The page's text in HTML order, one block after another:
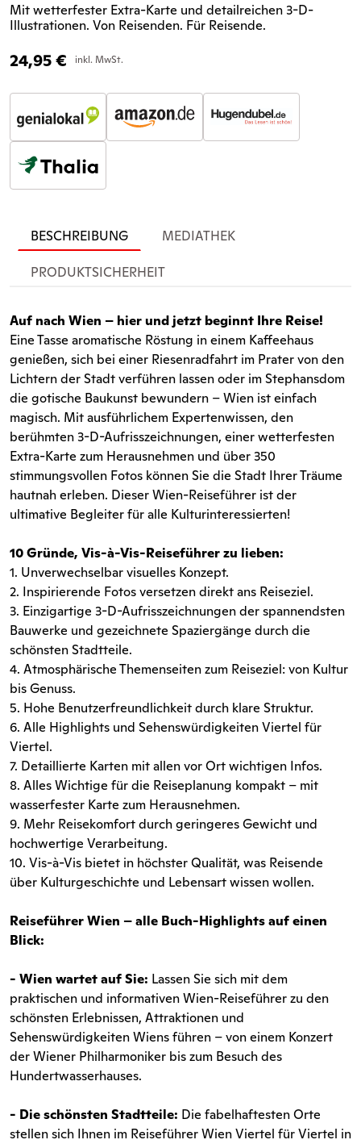
Mit wetterfester Extra-Karte und detailreichen 3-D-
Illustrationen. Von Reisenden. Für Reisende.
24,95€ inkl. MwSt.
BESCHREIBUNG MEDIATHEK
PRODUKTSICHERHEIT
Auf nach Wien – hier und jetzt beginnt Ihre Reise!
Eine Tasse aromatische Röstung in einem Kaffeehaus
genießen, sich bei einer Riesenradfahrt im Prater von den
Lichtern der Stadt verführen lassen oder im Stephansdom
die gotische Baukunst bewundern – Wien ist einfach
magisch. Mit ausführlichem Expertenwissen, den
berühmten 3-D-Aufrisszeichnungen, einer wetterfesten
Extra-Karte zum Herausnehmen und über 350
stimmungsvollen Fotos können Sie die Stadt Ihrer Träume
hautnah erleben. Dieser Wien-Reiseführer ist der
ultimative Begleiter für alle Kulturinteressierten!
10 Gründe, Vis-à-Vis-Reiseführer zu lieben:
1. Unverwechselbar visuelles Konzept.
2. Inspirierende Fotos versetzen direkt ans Reiseziel.
3. Einzigartige 3-D-Aufrisszeichnungen der spannendsten
Bauwerke und gezeichnete Spaziergänge durch die
schönsten Stadtteile.
4. Atmosphärische Themenseiten zum Reiseziel: von Kultur
bis Genuss.
5. Hohe Benutzerfreundlichkeit durch klare Struktur.
6. Alle Highlights und Sehenswürdigkeiten Viertel für
Viertel.
7. Detaillierte Karten mit allen vor Ort wichtigen Infos.
8. Alles Wichtige für die Reiseplanung kompakt – mit
wasserfester Karte zum Herausnehmen.
9. Mehr Reisekomfort durch geringeres Gewicht und
hochwertige Verarbeitung.
10. Vis-à-Vis bietet in höchster Qualität, was Reisende
über Kulturgeschichte und Lebensart wissen wollen.
Reiseführer Wien – alle Buch-Highlights auf einen
Blick:
- Wien wartet auf Sie: Lassen Sie sich mit dem
praktischen und informativen Wien-Reiseführer zu den
schönsten Erlebnissen, Attraktionen und
Sehenswürdigkeiten Wiens führen – von einem Konzert
der Wiener Philharmoniker bis zum Besuch des
Hundertwasserhauses.
- Die schönsten Stadtteile: Die fabelhaftesten Orte
stellen sich Ihnen im Reiseführer Wien Viertel für Viertel in